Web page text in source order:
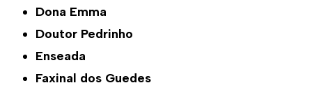
Dona Emma
Doutor Pedrinho
Enseada
Faxinal dos Guedes